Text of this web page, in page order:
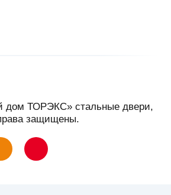
дом ТОРЭКС» стальные двери,
защищены.